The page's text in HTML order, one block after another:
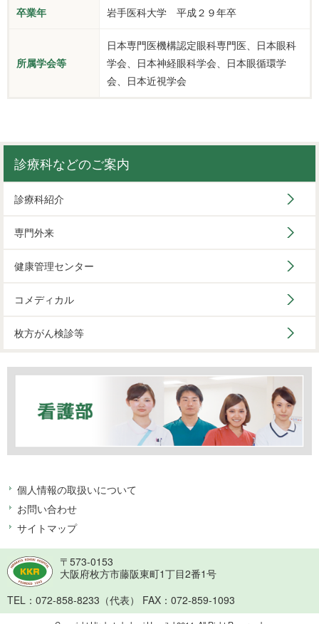
卒業年 岩手医科大学 平成２９年卒
所属学会等
日本専門医機構認定眼科専門医、日本眼科
学会、日本神経眼科学会、日本眼循環学
会、日本近視学会
診療科などのご案内
診療科紹介
専門外来
健康管理センター
コメディカル
枚方がん検診等
個人情報の取扱いについて
お問い合わせ
サイトマップ
〒573-0153
大阪府枚方市藤阪東町1丁目2番1号
TEL：072-858-8233（代表）
FAX：072-859-1093